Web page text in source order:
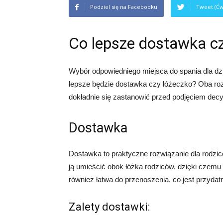
Podziel się na Facebooku Tweet
Co lepsze dostawka
Wybór odpowiedniego miejsca do spania dla
lepsze będzie dostawka czy łóżeczko? Oba
dokładnie się zastanowić przed podjęciem
Dostawka
Dostawka to praktyczne rozwiązanie dla
ją umieścić obok łóżka rodziców, dzięki
również łatwa do przenoszenia, co jest
Zalety dostawki: